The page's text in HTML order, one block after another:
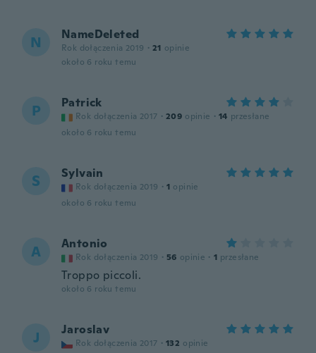
N NameDeleted
Rok dołączenia 2019 · 21 opinie
około 6 roku temu
P Patrick
Rok dołączenia 2017 · 209 opinie · 14 przesłane
około 6 roku temu
S Sylvain
Rok dołączenia 2019 · 1 opinie
około 6 roku temu
A Antonio
Rok dołączenia 2019 · 56 opinie · 1 przesłane
Troppo piccoli.
około 6 roku temu
J Jaroslav
Rok dołączenia 2017 · 132 opinie